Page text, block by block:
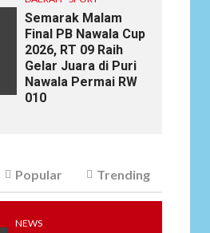
Semarak Malam
Final PB Nawala Cup
2026, RT 09 Raih
Gelar Juara di Puri
Nawala Permai RW
010
Popular Trending
NEWS